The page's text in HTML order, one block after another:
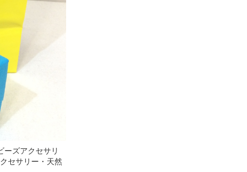
ズアクセサリ
セサリー・天然